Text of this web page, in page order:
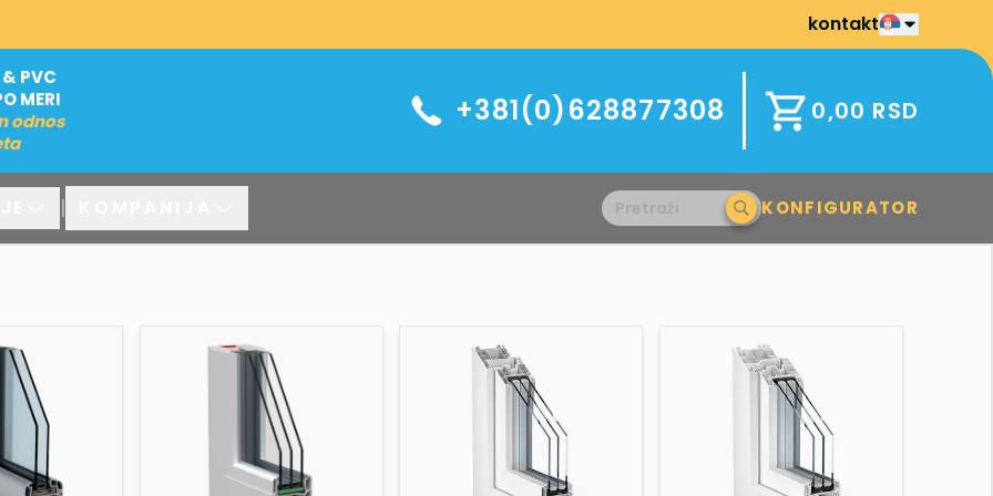
kontakt
& PVC
MERI
odnos
+381(0)628877308 0,00 RSD
| KONFIGURATOR